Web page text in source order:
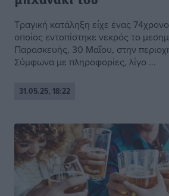
Τραγική κατάληξη είχε ένας
οποίος εντοπίστηκε νεκρός το
Παρασκευής, 30 Μαΐου, στην
Σύμφωνα με πληροφορίες, λίγο ...
31.05.25, 18:22